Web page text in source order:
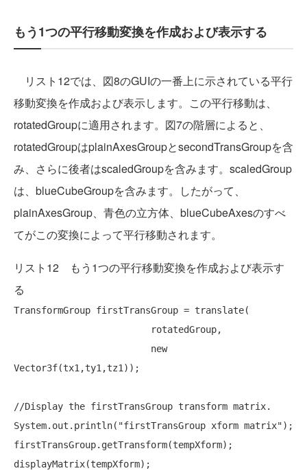
もう1つの平行移動変換を作成および表示する
リスト12では、図8のGUIの一番上に示されている平行
移動変換を作成および表示します。この平行移動は、
rotatedGroupに適用されます。図7の階層によると、
rotatedGroupはplainAxesGroupとsecondTransGroupを含
み、さらに後者はscaledGroupを含みます。scaledGroup
は、blueCubeGroupを含みます。したがって、
plainAxesGroup、青色の立方体、blueCubeAxesのすべ
てがこの変換によって平行移動されます。
リスト12 もう1つの平行移動変換を作成および表示す
る
TransformGroup firstTransGroup = translate(
new
Vector3f(tx1,ty1,tz1));
//Display the firstTransGroup transform matrix.
System.out.println( "firstTransGroup xform matrix");
firstTransGroup.getTransform(tempXform);